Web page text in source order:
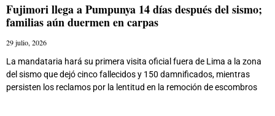
Fujimori llega a Pumpunya 14 días después del sismo;
familias aún duermen en carpas
29 julio, 2026
La mandataria hará su primera visita oficial fuera de Lima a la zona
del sismo que dejó cinco fallecidos y 150 damnificados, mientras
persisten los reclamos por la lentitud en la remoción de escombros